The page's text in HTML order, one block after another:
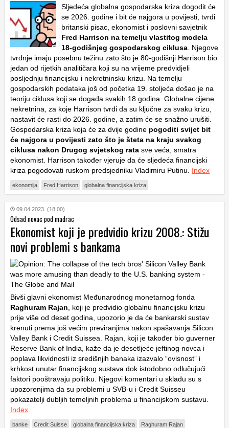
Sljedeća globalna gospodarska kriza dogodit će
se 2026. godine i bit će najgora u povijesti, tvrdi
britanski pisac, ekonomist i poslovni savjetnik
Fred Harrison na temelju vlastitog modela
18-godišnjeg gospodarskog ciklusa . Njegove
tvrdnje imaju posebnu težinu zato što je 80-godišnji Harrison bio
jedan od rijetkih analitičara koji su na vrijeme predvidjeli
posljednju financijsku i nekretninsku krizu. Na temelju
gospodarskih podataka još od početka 19. stoljeća došao je na
teoriju ciklusa koji se događa svakih 18 godina. Globalne cijene
nekretnina, za koje Harrison tvrdi da su ključne za svaku krizu,
nastavit će rasti do 2026. godine, a zatim će se snažno urušiti.
Gospodarska kriza koja će za dvije godine pogoditi svijet bit
će najgora u povijesti zato što je šteta na kraju svakog
ciklusa nakon Drugog svjetskog rata sve veća, smatra
ekonomist. Harrison također vjeruje da će sljedeća financijski
kriza pogodovati ruskom predsjedniku Vladimiru Putinu. Index
ekonomija Fred Harrison globalna financijska kriza
09.04.2023. (18:00)
Odsad novac pod madrac
Ekonomist koji je predvidio krizu 2008.: Stižu
novi problemi s bankama
Bivši glavni ekonomist Međunarodnog monetarnog fonda
Raghuram Rajan , koji je predvidio globalnu financijsku krizu
prije više od deset godina, upozorio je da će bankarski sustav
krenuti prema još većim previranjima nakon spašavanja Silicon
Valley Bank i Credit Suissea. Rajan, koji je također bio guverner
Reserve Bank of India, kaže da je desetljeće jeftinog novca i
poplava likvidnosti iz središnjih banaka izazvalo “ovisnost” i
krhkost unutar financijskog sustava dok istodobno odlučujući
faktori pooštravaju politiku. Njegovi komentari u skladu su s
upozorenjima da su problemi u SVB-u i Credit Suisseu
pokazatelji dubljih temeljnih problema u financijskom sustavu.
Index
banke Credit Suisse globalna financijska kriza Raghuram Rajan